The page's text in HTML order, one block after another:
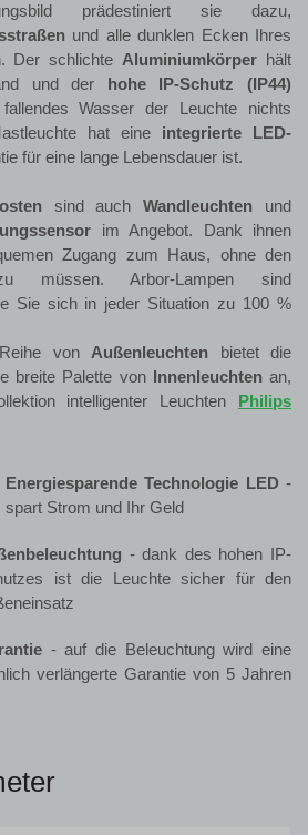
prädestiniert sie dazu,
und alle dunklen Ecken Ihres
Der schlichte Aluminiumkörper hält
und der hohe IP-Schutz
(IP44)
Wasser der Leuchte nichts
hat eine integrierte LED-
für eine lange Lebensdauer ist.
sind auchWandleuchten und
im Angebot. Dank ihnen
Zugang zum Haus, ohne den
müssen. Arbor-Lampen sind
Sie sich in jeder Situation zu 100 %
von Außenleuchten bietet die
breite Palette von Innenleuchtenan,
intelligenter Leuchten Philips
Energiesparende Technologie LED -
spart Strom und Ihr Geld
- dank des hohen IP-
ist die Leuchte sicher für den
- auf die Beleuchtung wird eine
verlängerte Garantie von 5 Jahren